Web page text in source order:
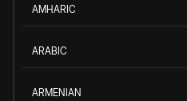
AMHARIC
ARABIC
ARMENIAN